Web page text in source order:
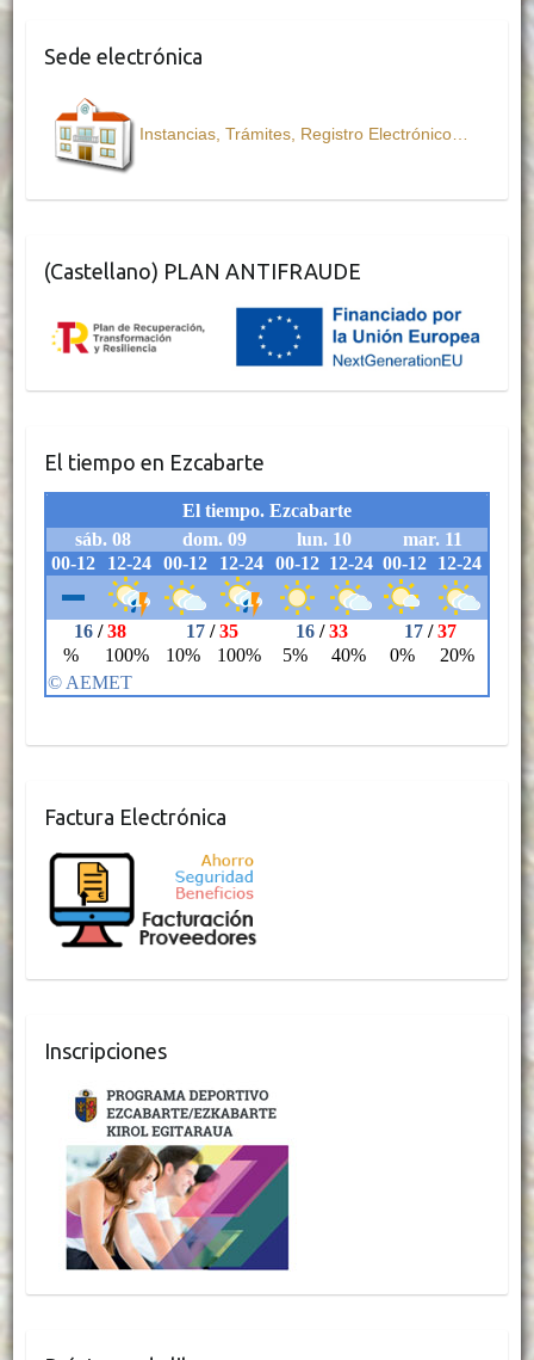
Sede electrónica
Instancias, Trámites, Registro Electrónico…
(Castellano) PLAN ANTIFRAUDE
El tiempo en Ezcabarte
Factura Electrónica
Inscripciones